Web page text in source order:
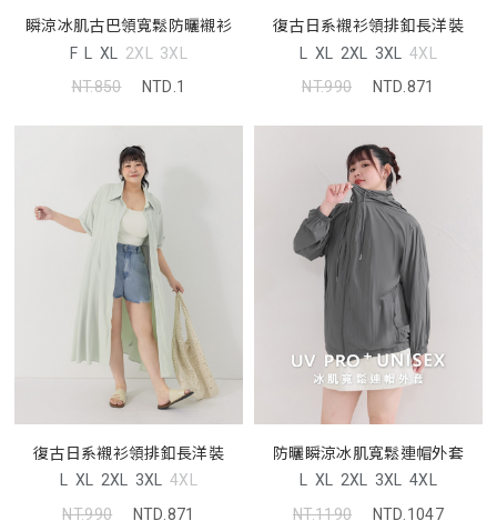
瞬涼冰肌古巴領寬鬆防曬襯衫
F L XL 2XL 3XL
NT.850
NTD.1
復古日系襯衫領排釦長洋裝
L XL 2XL 3XL 4XL
NT.990
NTD.871
復古日系襯衫領排釦長洋裝
L XL 2XL 3XL 4XL
NT.990
NTD.871
防曬瞬涼冰肌寬鬆連帽外套
L XL 2XL 3XL 4XL
NT.1190
NTD.1047